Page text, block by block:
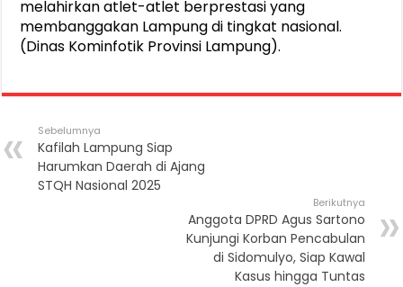
melahirkan atlet-atlet berprestasi yang
membanggakan Lampung di tingkat nasional.
(Dinas Kominfotik Provinsi Lampung).
Sebelumnya
Kafilah Lampung Siap
Harumkan Daerah di Ajang
STQH Nasional 2025
Berikutnya
Anggota DPRD Agus Sartono
Kunjungi Korban Pencabulan
di Sidomulyo, Siap Kawal
Kasus hingga Tuntas